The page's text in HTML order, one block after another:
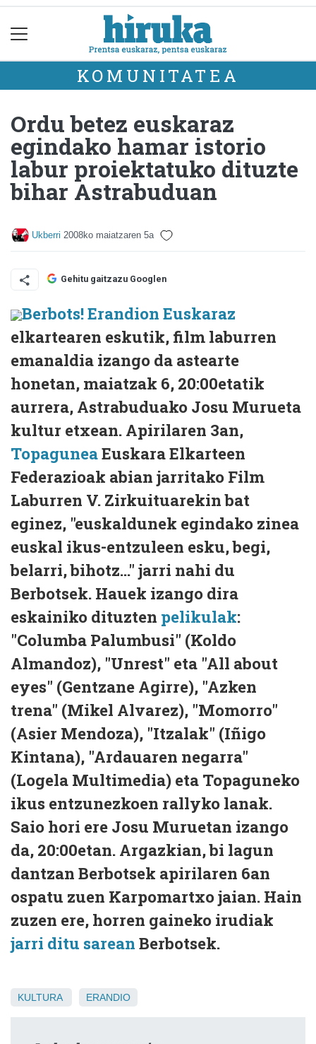
KOMUNITATEA
Ordu betez euskaraz
egindako hamar istorio
labur proiektatuko dituzte
bihar Astrabuduan
Ukberri 2008ko maiatzaren 5a
Gehitu gaitzazu Googlen
Berbots! Erandion Euskaraz
elkartearen eskutik, film laburren
emanaldia izango da astearte
honetan, maiatzak 6, 20:00etatik
aurrera, Astrabuduako Josu Murueta
kultur etxean. Apirilaren 3an,
TopaguneaEuskara Elkarteen
Federazioak abian jarritako Film
Laburren V. Zirkuituarekin bat
eginez, "euskaldunek egindako zinea
euskal ikus-entzuleen esku, begi,
belarri, bihotz…" jarri nahi du
Berbotsek. Hauek izango dira
eskainiko dituzten pelikulak:
"Columba Palumbusi" (Koldo
Almandoz), "Unrest" eta "All about
eyes" (Gentzane Agirre), "Azken
trena" (Mikel Alvarez), "Momorro"
(Asier Mendoza), "Itzalak" (Iñigo
Kintana), "Ardauaren negarra"
(Logela Multimedia) eta Topaguneko
ikus entzunezkoen rallyko lanak.
Saio hori ere Josu Muruetan izango
da, 20:00etan. Argazkian, bi lagun
dantzan Berbotsek apirilaren 6an
ospatu zuen Karpomartxo jaian. Hain
zuzen ere, horren gaineko irudiak
jarri ditu sarean Berbotsek.
KULTURA ERANDIO